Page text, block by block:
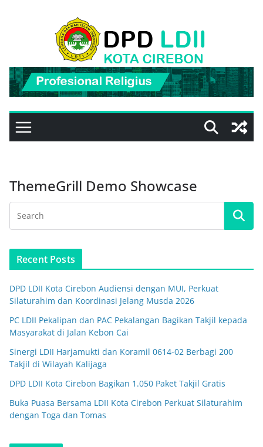
ThemeGrill Demo Showcase
Recent Posts
DPD LDII Kota Cirebon Audiensi dengan MUI, Perkuat
Silaturahim dan Koordinasi Jelang Musda 2026
PC LDII Pekalipan dan PAC Pekalangan Bagikan Takjil kepada
Masyarakat di Jalan Kebon Cai
Sinergi LDII Harjamukti dan Koramil 0614-02 Berbagi 200
Takjil di Wilayah Kalijaga
DPD LDII Kota Cirebon Bagikan 1.050 Paket Takjil Gratis
Buka Puasa Bersama LDII Kota Cirebon Perkuat Silaturahim
dengan Toga dan Tomas